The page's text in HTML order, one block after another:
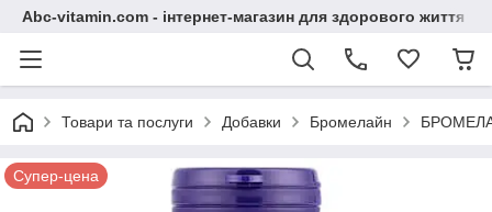
Abc-vitamin.com - інтернет-магазин для здорового життя
Товари та послуги Добавки Бромелайн
Супер-цена